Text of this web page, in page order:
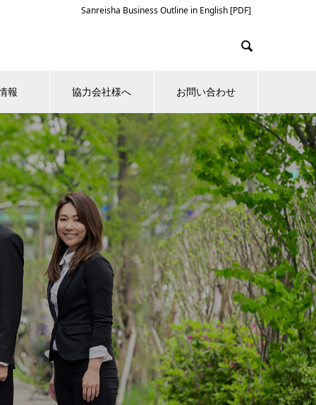
Sanreisha Business Outline in English [PDF]

報 協力会社様へ お問い合わせ